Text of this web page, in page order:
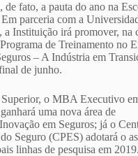
de fato, a pauta do ano na
parceria com a
a Instituição irá promover, na
de Treinamento no
– A Indústria em
de junho.
o MBA Executivo
uma nova área de
em Seguros; já o
Seguro (CPES) adotará o
linhas de pesquisa em 2019.